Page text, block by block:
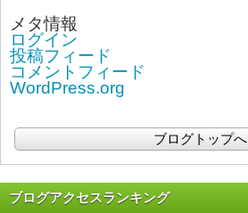
メタ情報
ログイン
投稿フィード
コメントフィード
WordPress.org
ブログトップへ
ブログアクセスランキング